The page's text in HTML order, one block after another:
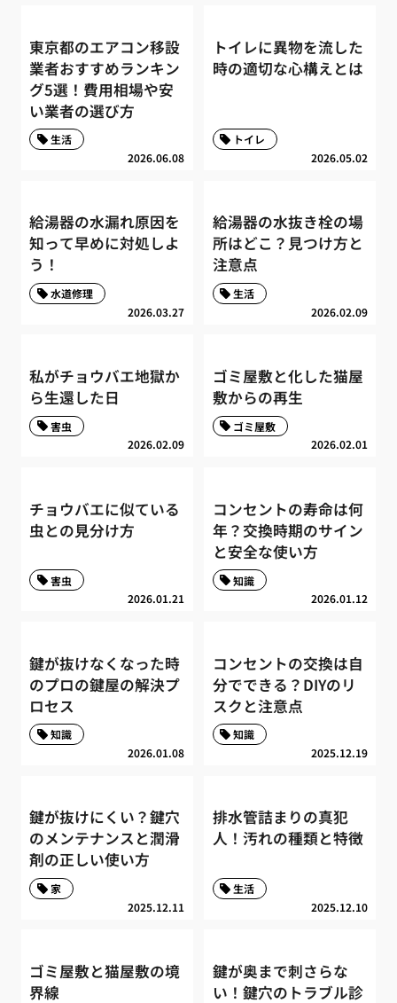
東京都のエアコン移設
業者おすすめランキン
グ5選！費用相場や安
い業者の選び方
2026.06.08
生活
トイレに異物を流した
時の適切な心構えとは
2026.05.02
トイレ
給湯器の水漏れ原因を
知って早めに対処しよ
う！
2026.03.27
水道修理
給湯器の水抜き栓の場
所はどこ？見つけ方と
注意点
2026.02.09
生活
私がチョウバエ地獄か
ら生還した日
2026.02.09
害虫
ゴミ屋敷と化した猫屋
敷からの再生
2026.02.01
ゴミ屋敷
チョウバエに似ている
虫との見分け方
2026.01.21
害虫
コンセントの寿命は何
年？交換時期のサイン
と安全な使い方
2026.01.12
知識
鍵が抜けなくなった時
のプロの鍵屋の解決プ
ロセス
2026.01.08
知識
コンセントの交換は自
分でできる？DIYのリ
スクと注意点
2025.12.19
知識
鍵が抜けにくい？鍵穴
のメンテナンスと潤滑
剤の正しい使い方
2025.12.11
家
排水管詰まりの真犯
人！汚れの種類と特徴
2025.12.10
生活
ゴミ屋敷と猫屋敷の境
界線
鍵が奥まで刺さらな
い！鍵穴のトラブル診